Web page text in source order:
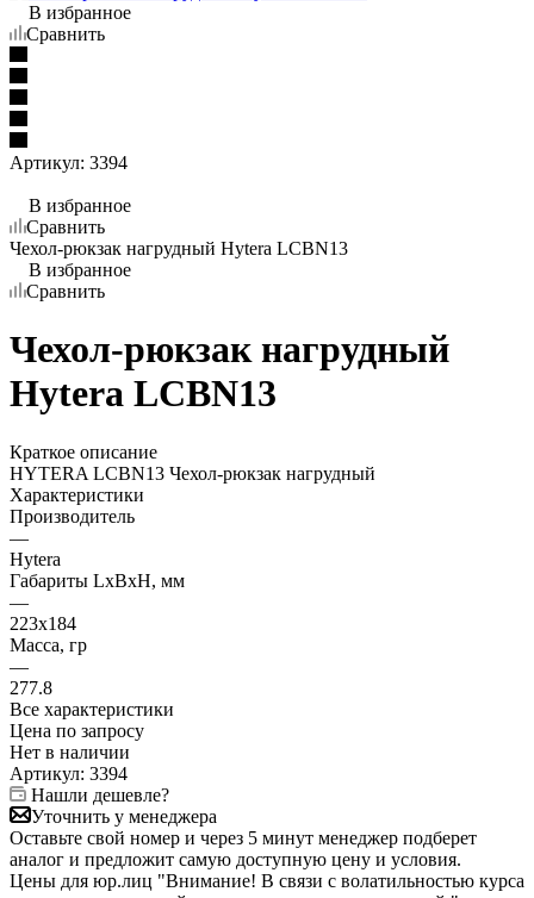
В избранное
Сравнить
Артикул: 3394
В избранное
Сравнить
Чехол-рюкзак нагрудный Hytera LCBN13
В избранное
Сравнить
Чехол-рюкзак нагрудный
Hytera LCBN13
Краткое описание
HYTERA LCBN13 Чехол-рюкзак нагрудный
Характеристики
Производитель
—
Hytera
Габариты LхBхН, мм
—
223х184
Масса, гр
—
277.8
Все характеристики
Цена по запросу
Нет в наличии
Артикул: 3394
Нашли дешевле?
Уточнить у менеджера
Оставьте свой номер и через 5 минут менеджер подберет
аналог и предложит самую доступную цену и условия.
Цены для юр.лиц "Внимание! В связи с волатильностью курса